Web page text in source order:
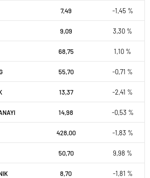
7,49 -1,45 %
9,09 3,30 %
68,75 1,10 %
55,70 -0,71 %
13,37 -2,41 %
14,98 -0,53 %
428,00 -1,83 %
50,70 9,98 %
8,70 -1,81 %